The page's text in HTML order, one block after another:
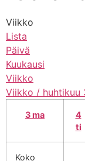
Viikko
Lista
Päivä
Kuukausi
Viikko
Viikko / huhtikuu
3ma
4
ti
Koko